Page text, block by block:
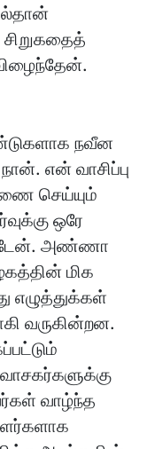
நவீன
என் வாசிப்பு
செய்யும்
ஒரே
அண்ணா
மிக
எழுத்துக்கள்
வருகின்றன.
வாழ்ந்த